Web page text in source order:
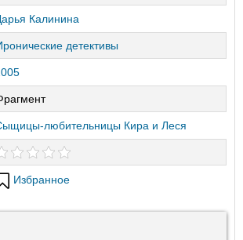
Калинина
детективы
любительницы Кира и Леся
Избранное